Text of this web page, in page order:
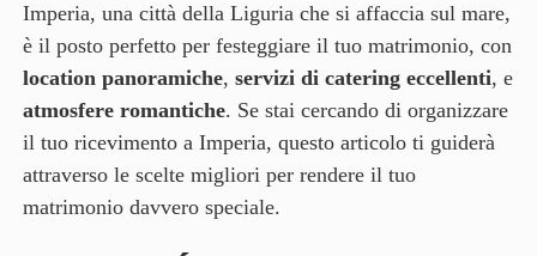
Imperia, una città della Liguria che si affaccia sul mare,
è il posto perfetto per festeggiare il tuo matrimonio, con
location panoramiche, servizi di catering eccellenti, e
atmosfere romantiche. Se stai cercando di organizzare
il tuo ricevimento a Imperia, questo articolo ti guiderà
attraverso le scelte migliori per rendere il tuo
matrimonio davvero speciale.